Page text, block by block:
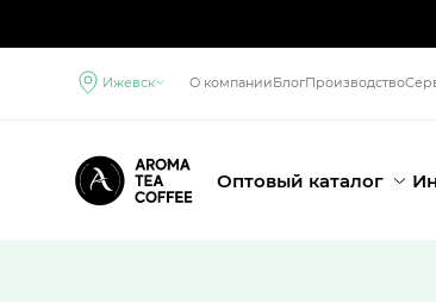
Ижевск О компанииБлогПроизводство
Оптовый каталог